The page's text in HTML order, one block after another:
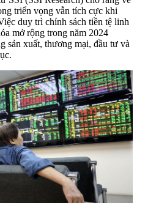
triển vọng vẫn tích cực khi
duy trì chính sách tiền tệ linh
mở rộng trong năm 2024
sản xuất, thương mại, đầu tư và